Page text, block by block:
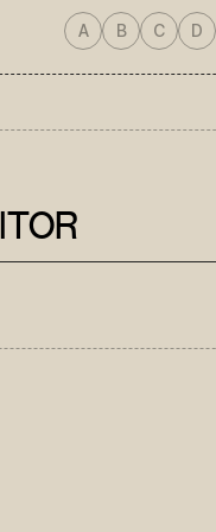
A B C D